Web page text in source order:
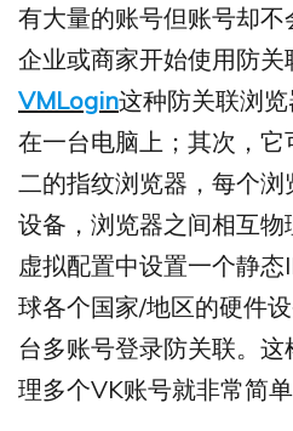
有大量的账号但账号却
企业或商家开始使用防关
VMLogin这种防关联浏
在一台电脑上；其次，
二的指纹浏览器，每个
设备，浏览器之间相互
虚拟配置中设置一个静
球各个国家/地区的硬件
台多账号登录防关联。
理多个VK账号就非常简单